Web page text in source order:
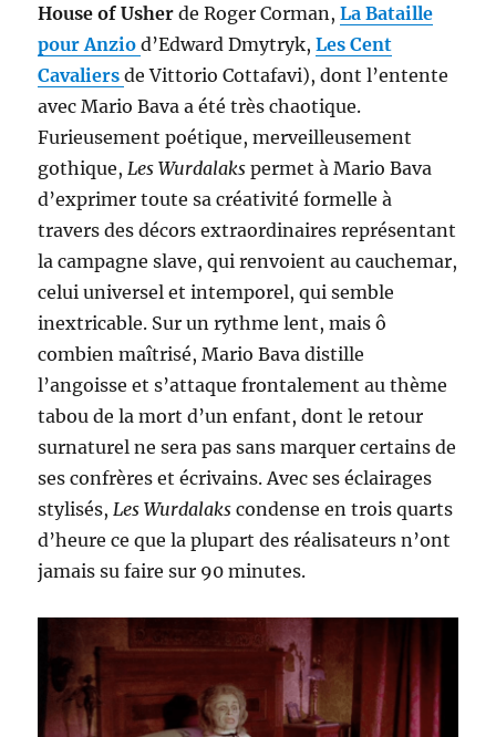
House of Usherde Roger Corman,La Bataille
pour Anzio d’Edward Dmytryk,Les Cent
Cavaliersde Vittorio Cottafavi), dont l’entente
avec Mario Bava a été très chaotique.
Furieusement poétique, merveilleusement
gothique, Les Wurdalaks permet à Mario Bava
d’exprimer toute sa créativité formelle à
travers des décors extraordinaires représentant
la campagne slave, qui renvoient au cauchemar,
celui universel et intemporel, qui semble
inextricable. Sur un rythme lent, mais ô
combien maîtrisé, Mario Bava distille
l’angoisse et s’attaque frontalement au thème
tabou de la mort d’un enfant, dont le retour
surnaturel ne sera pas sans marquer certains de
ses confrères et écrivains. Avec ses éclairages
stylisés, Les Wurdalaks condense en trois quarts
d’heure ce que la plupart des réalisateurs n’ont
jamais su faire sur 90 minutes.